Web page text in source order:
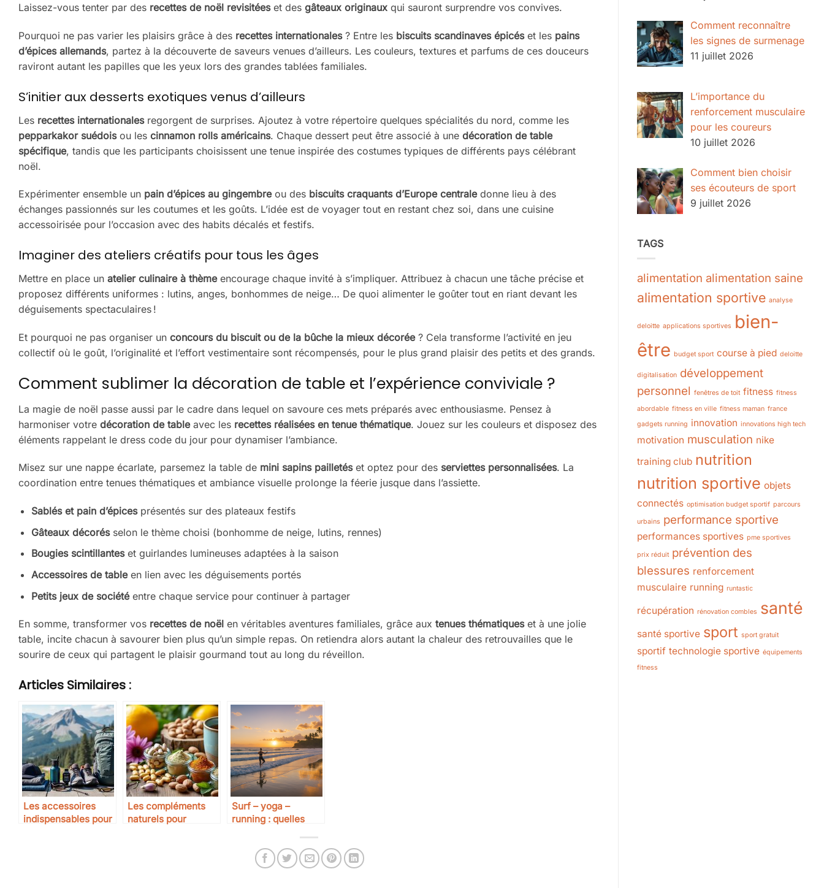
Laissez-vous tenter par des recettes de noël revisitéeset des gâteaux originaux qui sauront surprendre vos convives.
Pourquoi ne pas varier les plaisirs grâce à des recettes internationales? Entre les biscuits scandinaves épicéset les pains
d’épices allemands, partez à la découverte de saveurs venues d’ailleurs. Les couleurs, textures et parfums de ces douceurs
raviront autant les papilles que les yeux lors des grandes tablées familiales.
S’initier aux desserts exotiques venus d’ailleurs
Les recettes internationalesregorgent de surprises. Ajoutez à votre répertoire quelques spécialités du nord, comme les
pepparkakor suédoisou les cinnamon rolls américains. Chaque dessert peut être associé à une décoration de table
spécifique, tandis que les participants choisissent une tenue inspirée des costumes typiques de différents pays célébrant
noël.
Expérimenter ensemble un pain d’épices au gingembreou des biscuits craquants d’Europe centraledonne lieu à des
échanges passionnés sur les coutumes et les goûts. L’idée est de voyager tout en restant chez soi, dans une cuisine
accessoirisée pour l’occasion avec des habits décalés et festifs.
Imaginer des ateliers créatifs pour tous les âges
Mettre en place un atelier culinaire à thèmeencourage chaque invité à s’impliquer. Attribuez à chacun une tâche précise et
proposez différents uniformes : lutins, anges, bonhommes de neige… De quoi alimenter le goûter tout en riant devant les
déguisements spectaculaires !
Et pourquoi ne pas organiser un concours du biscuit ou de la bûche la mieux décorée? Cela transforme l’activité en jeu
collectif où le goût, l’originalité et l’effort vestimentaire sont récompensés, pour le plus grand plaisir des petits et des grands.
Comment sublimer la décoration de table et l’expérience conviviale ?
La magie de noël passe aussi par le cadre dans lequel on savoure ces mets préparés avec enthousiasme. Pensez à
harmoniser votre décoration de tableavec les recettes réalisées en tenue thématique. Jouez sur les couleurs et disposez des
éléments rappelant le dress code du jour pour dynamiser l’ambiance.
Misez sur une nappe écarlate, parsemez la table de mini sapins pailletéset optez pour des serviettes personnalisées. La
coordination entre tenues thématiques et ambiance visuelle prolonge la féerie jusque dans l’assiette.
Sablés et pain d’épicesprésentés sur des plateaux festifs
Gâteaux décorésselon le thème choisi (bonhomme de neige, lutins, rennes)
Bougies scintillanteset guirlandes lumineuses adaptées à la saison
Accessoires de tableen lien avec les déguisements portés
Petits jeux de sociétéentre chaque service pour continuer à partager
En somme, transformer vos recettes de noël en véritables aventures familiales, grâce aux tenues thématiqueset à une jolie
table, incite chacun à savourer bien plus qu’un simple repas. On retiendra alors autant la chaleur des retrouvailles que le
sourire de ceux qui partagent le plaisir gourmand tout au long du réveillon.
Articles Similaires :
Les accessoires
indispensables pour
Les compléments
naturels pour
Surf – yoga –
running : quelles
Comment reconnaître
les signes de surmenage
11 juillet 2026
L’importance du
renforcement musculaire
pour les coureurs
10 juillet 2026
Comment bien choisir
ses écouteurs de sport
9 juillet 2026
TAGS
alimentation alimentation saine
alimentation sportive analyse
deloitte applications sportives
bien-
être budget sport course à pied deloitte
digitalisation développement
personnel fenêtres de toit fitness fitness
abordable fitness en ville fitness maman france
gadgets running innovation innovations high tech
motivation musculation nike
training club nutrition
nutrition sportive objets
connectés optimisation budget sportif parcours
urbains performance sportive
performances sportives pme sportives
prix réduit prévention des
blessures renforcement
musculaire running runtastic
récupération rénovation combles santé
santé sportive sport sport gratuit
sportif technologie sportive équipements
fitness